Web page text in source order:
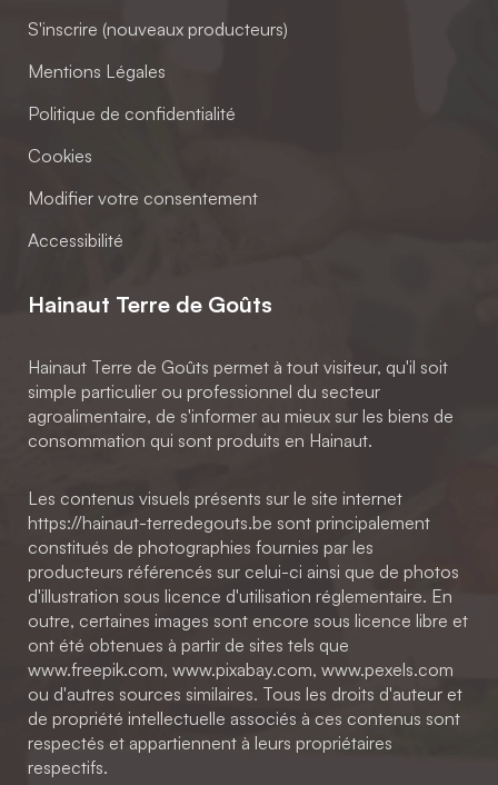
S'inscrire (nouveaux producteurs)
Mentions Légales
Politique de confidentialité
Cookies
Modifier votre consentement
Accessibilité
Hainaut Terre de Goûts
Hainaut Terre de Goûts permet à tout visiteur, qu'il soit
simple particulier ou professionnel du secteur
agroalimentaire, de s'informer au mieux sur les biens de
consommation qui sont produits en Hainaut.
Les contenus visuels présents sur le site internet
https://hainaut-terredegouts.be sont principalement
constitués de photographies fournies par les
producteurs référencés sur celui-ci ainsi que de photos
d'illustration sous licence d'utilisation réglementaire. En
outre, certaines images sont encore sous licence libre et
ont été obtenues à partir de sites tels que
www.freepik.com, www.pixabay.com, www.pexels.com
ou d'autres sources similaires. Tous les droits d'auteur et
de propriété intellectuelle associés à ces contenus sont
respectés et appartiennent à leurs propriétaires
respectifs.